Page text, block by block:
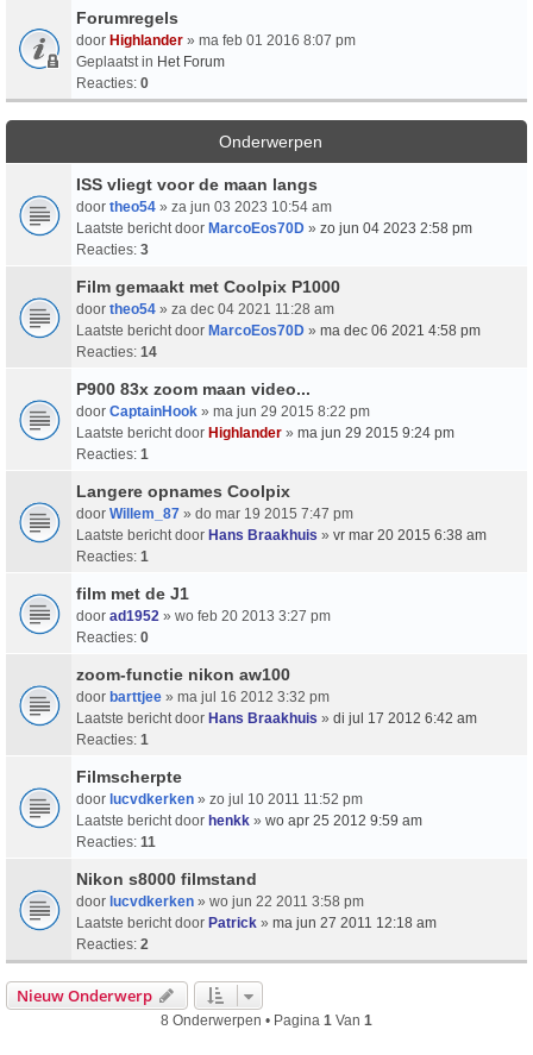
Forumregels
door Highlander » ma feb 01 2016 8:07 pm
Geplaatst in Het Forum
Reacties: 0
Onderwerpen
ISS vliegt voor de maan langs
door theo54 » za jun 03 2023 10:54 am
Laatste bericht door MarcoEos70D » zo jun 04 2023 2:58 pm
Reacties: 3
Film gemaakt met Coolpix P1000
door theo54 » za dec 04 2021 11:28 am
Laatste bericht door MarcoEos70D » ma dec 06 2021 4:58 pm
Reacties: 14
P900 83x zoom maan video...
door CaptainHook » ma jun 29 2015 8:22 pm
Laatste bericht door Highlander » ma jun 29 2015 9:24 pm
Reacties: 1
Langere opnames Coolpix
door Willem_87 » do mar 19 2015 7:47 pm
Laatste bericht door Hans Braakhuis » vr mar 20 2015 6:38 am
Reacties: 1
film met de J1
door ad1952 » wo feb 20 2013 3:27 pm
Reacties: 0
zoom-functie nikon aw100
door barttjee » ma jul 16 2012 3:32 pm
Laatste bericht door Hans Braakhuis » di jul 17 2012 6:42 am
Reacties: 1
Filmscherpte
door lucvdkerken » zo jul 10 2011 11:52 pm
Laatste bericht door henkk » wo apr 25 2012 9:59 am
Reacties: 11
Nikon s8000 filmstand
door lucvdkerken » wo jun 22 2011 3:58 pm
Laatste bericht door Patrick » ma jun 27 2011 12:18 am
Reacties: 2
Nieuw Onderwerp
8 Onderwerpen • Pagina 1 Van 1